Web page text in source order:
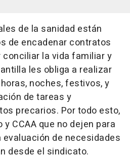
de la sanidad están
de encadenar contratos
la vida familiar y
les obliga a realizar
noches, festivos, y
de tareas y
precarios. Por todo esto,
CCAA que no dejen para
de necesidades
desde el sindicato.